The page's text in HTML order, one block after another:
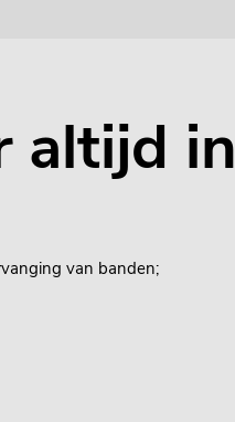
altijd
van banden;